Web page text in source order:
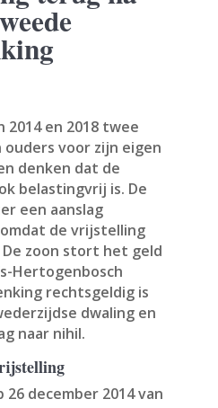
2014 en 2018 twee
ouders voor zijn eigen
denken dat de
belastingvrij is. De
een aanslag
de vrijstelling
zoon stort het geld
Hertogenbosch
rechtsgeldig is
dwaling en
naar nihil.
december 2014 van